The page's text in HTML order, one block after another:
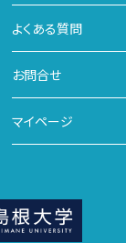
よくある質問
お問合せ
マイページ